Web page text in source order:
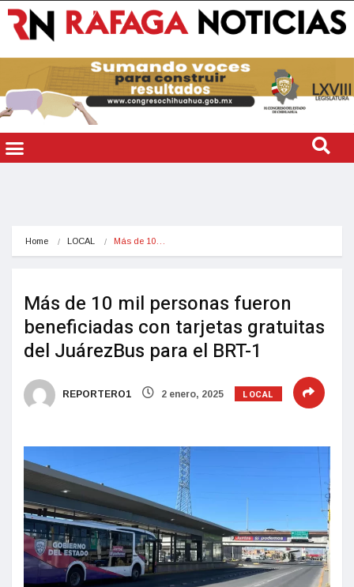
Home LOCAL Más de 10…
Más de 10 mil personas fueron
beneficiadas con tarjetas gratuitas
del JuárezBus para el BRT-1
REPORTERO1 2 enero, 2025 LOCAL